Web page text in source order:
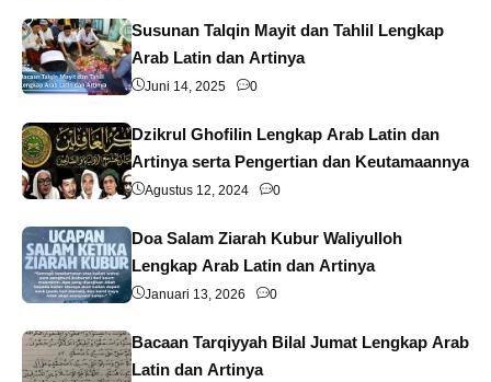
Susunan Talqin Mayit dan Tahlil Lengkap
Arab Latin dan Artinya
Juni 14, 2025 0
Dzikrul Ghofilin Lengkap Arab Latin dan
Artinya serta Pengertian dan Keutamaannya
Agustus 12, 2024 0
Doa Salam Ziarah Kubur Waliyulloh
Lengkap Arab Latin dan Artinya
Januari 13, 2026 0
Bacaan Tarqiyyah Bilal Jumat Lengkap Arab
Latin dan Artinya